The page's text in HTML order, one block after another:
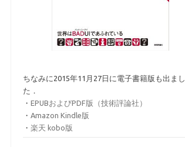
ちなみに2015年11月27日に電子書籍版も出まし
た．
・EPUBおよびPDF版（技術評論社）
・Amazon Kindle版
・楽天 kobo版